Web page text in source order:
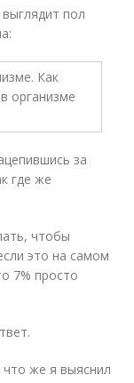
пол
за
где же
чтобы
это на самом
7% просто
что же я выяснил